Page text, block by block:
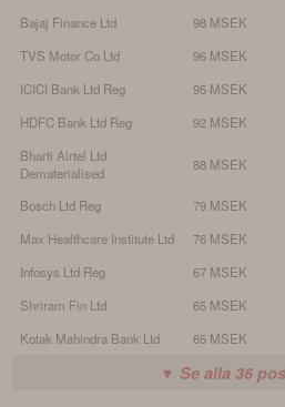
Bajaj Finance Ltd 98 MSEK
TVS Motor Co Ltd 96 MSEK
ICICI Bank Ltd Reg 95 MSEK
HDFC Bank Ltd Reg 92 MSEK
Bharti Airtel Ltd
Dematerialised
88 MSEK
Bosch Ltd Reg 79 MSEK
Max Healthcare Institute Ltd 76 MSEK
Infosys Ltd Reg 67 MSEK
Shriram Fin Ltd 65 MSEK
Kotak Mahindra Bank Ltd 65 MSEK
▼ Se alla36